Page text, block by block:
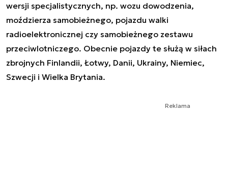
wersji specjalistycznych, np. wozu dowodzenia,
moździerza samobieżnego, pojazdu walki
radioelektronicznej czy samobieżnego zestawu
przeciwlotniczego. Obecnie pojazdy te służą w siłach
zbrojnych Finlandii, Łotwy, Danii, Ukrainy, Niemiec,
Szwecji i Wielka Brytania.
Reklama